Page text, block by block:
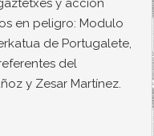
y acción
en peligro: Modulo
de Portugalete,
del
y Zesar Martínez.